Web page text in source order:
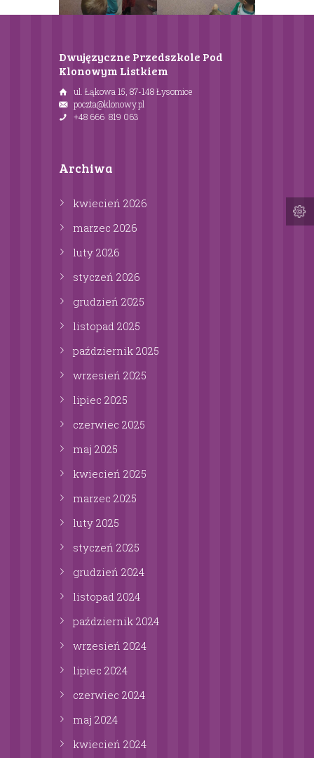
Dwujęzyczne Przedszkole Pod
Klonowym Listkiem
ul. Łąkowa 15, 87-148 Łysomice
poczta@klonowy.pl
+48 666 819 063
Archiwa
kwiecień 2026
marzec 2026
luty 2026
styczeń 2026
grudzień 2025
listopad 2025
październik 2025
wrzesień 2025
lipiec 2025
czerwiec 2025
maj 2025
kwiecień 2025
marzec 2025
luty 2025
styczeń 2025
grudzień 2024
listopad 2024
październik 2024
wrzesień 2024
lipiec 2024
czerwiec 2024
maj 2024
kwiecień 2024